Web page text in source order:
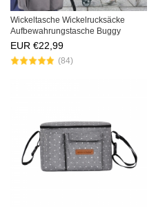
Wickeltasche Wickelrucksäcke
Aufbewahrungstasche Buggy
Kinderwagen Organizer
32X12X33CM
EUR €22,99
(84)